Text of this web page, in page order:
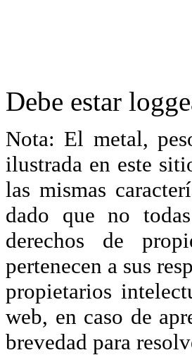
Debe estar
Nota: El metal,
ilustrada en este
las mismas
dado que no
derechos de
pertenecen a sus
propietarios
web, en caso de
brevedad para